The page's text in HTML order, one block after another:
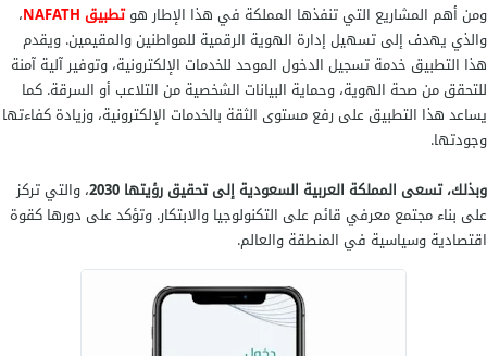
ومن أهم المشاريع التي تنفذها المملكة في هذا الإطار هوتطبيق NAFATH،
والذي يهدف إلى تسهيل إدارة الهوية الرقمية للمواطنين والمقيمين. ويقدم
هذا التطبيق خدمة تسجيل الدخول الموحد للخدمات الإلكترونية، وتوفير آلية آمنة
للتحقق من صحة الهوية، وحماية البيانات الشخصية من التلاعب أو السرقة. كما
يساعد هذا التطبيق على رفع مستوى الثقة بالخدمات الإلكترونية، وزيادة كفاءتها
وجودتها.
وبذلك، تسعى المملكة العربية السعودية إلى تحقيق رؤيتها 2030
، والتي تركز
على بناء مجتمع معرفي قائم على التكنولوجيا والابتكار. وتؤكد على دورها كقوة
اقتصادية وسياسية في المنطقة والعالم.